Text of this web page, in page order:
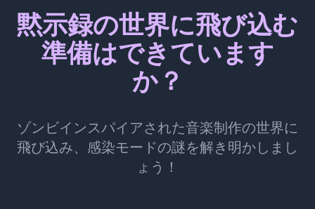
黙示録の世界に飛び込む
準備はできています
か？
ゾンビインスパイアされた音楽制作の世界に
飛び込み、感染モードの謎を解き明かしまし
ょう！